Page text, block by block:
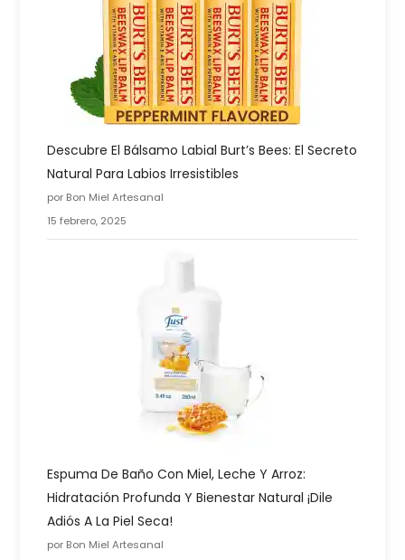
Descubre El Bálsamo Labial Burt’s Bees: El Secreto
Natural Para Labios Irresistibles
por Bon Miel Artesanal
15 febrero, 2025
Espuma De Baño Con Miel, Leche Y Arroz:
Hidratación Profunda Y Bienestar Natural ¡Dile
Adiós A La Piel Seca!
por Bon Miel Artesanal